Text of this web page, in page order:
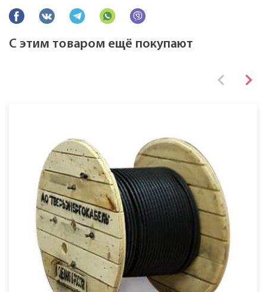
С этим товаром ещё покупают